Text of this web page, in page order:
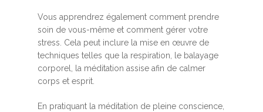
Vous apprendrez également comment prendre
soin de vous-même et comment gérer votre
stress. Cela peut inclure la mise en œuvre de
techniques telles que la respiration, le balayage
corporel, la méditation assise afin de calmer
corps et esprit.
En pratiquant la méditation de pleine conscience,